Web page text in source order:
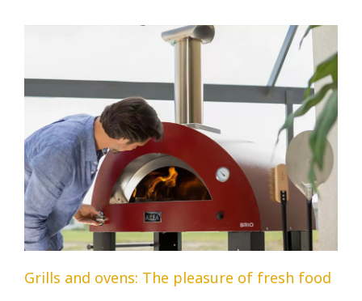
Grills and ovens: The pleasure of fresh food